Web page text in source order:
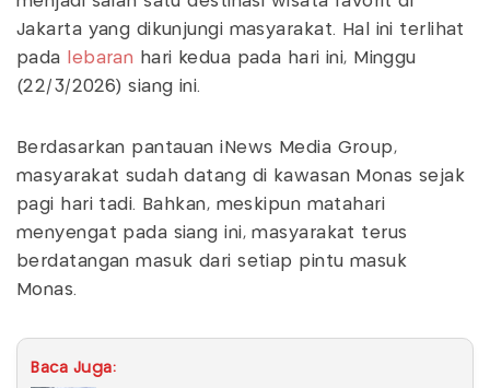
Jakarta yang dikunjungi masyarakat. Hal ini terlihat
pada
lebaran hari kedua pada hari ini, Minggu
(22/3/2026) siang ini.
Berdasarkan pantauan iNews Media Group,
masyarakat sudah datang di kawasan Monas sejak
pagi hari tadi. Bahkan, meskipun matahari
menyengat pada siang ini, masyarakat terus
berdatangan masuk dari setiap pintu masuk
Monas.
Baca Juga: